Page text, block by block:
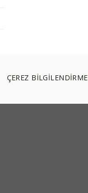
ÇEREZ BİLGİLENDİRME